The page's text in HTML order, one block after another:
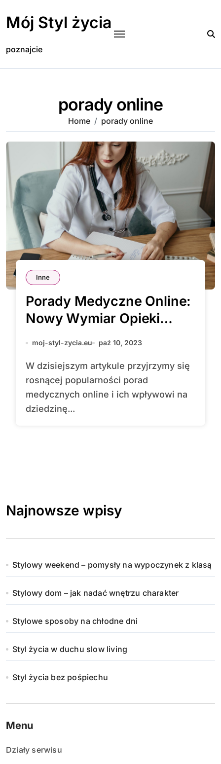
content
Mój Styl życia
poznajcie
porady online
Home porady online
Inne
Porady Medyczne Online:
Nowy Wymiar Opieki
Zdrowotnej
moj-styl-zycia.eu paź 10, 2023
W dzisiejszym artykule przyjrzymy się
rosnącej popularności porad
medycznych online i ich wpływowi na
dziedzinę...
Najnowsze wpisy
Stylowy weekend – pomysły na wypoczynek z klasą
Stylowy dom – jak nadać wnętrzu charakter
Stylowe sposoby na chłodne dni
Styl życia w duchu slow living
Styl życia bez pośpiechu
Menu
Działy serwisu